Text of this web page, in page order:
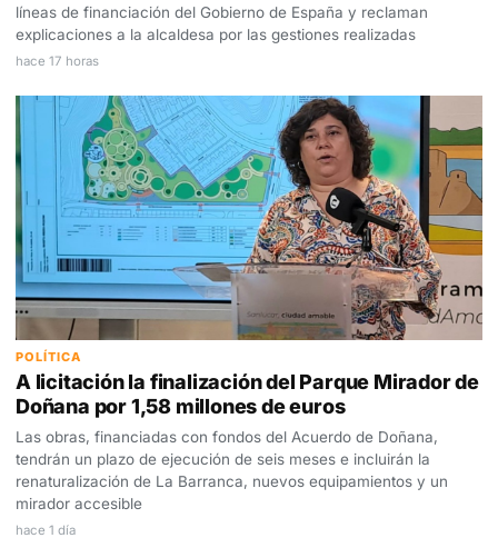
líneas de financiación del Gobierno de España y reclaman
explicaciones a la alcaldesa por las gestiones realizadas
hace 17 horas
POLÍTICA
A licitación la finalización del Parque Mirador de
Doñana por 1,58 millones de euros
Las obras, financiadas con fondos del Acuerdo de Doñana,
tendrán un plazo de ejecución de seis meses e incluirán la
renaturalización de La Barranca, nuevos equipamientos y un
mirador accesible
hace 1 día